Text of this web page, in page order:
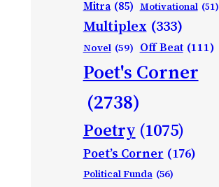
Mitra (85) Motivational (51)
Multiplex (333)
Novel (59) Off Beat (111)
Poet's Corner
(2738)
Poetry (1075)
Poet’s Corner (176)
Political Funda (56)